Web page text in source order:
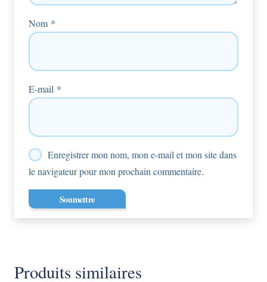
Nom *
E-mail *
Enregistrer mon nom, mon e-mail et mon site dans
le navigateur pour mon prochain commentaire.
Produits similaires